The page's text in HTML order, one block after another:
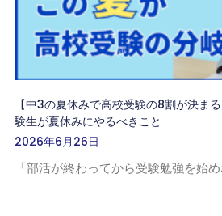
【中3の夏休みで高校受験の8割が決ま
験生が夏休みにやるべきこと
2026年6月26日
「部活が終わってから受験勉強を始